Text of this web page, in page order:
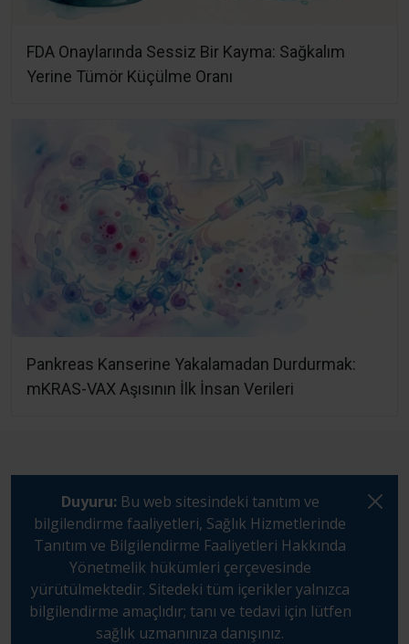
FDA Onaylarında Sessiz Bir Kayma: Sağkalım
Yerine Tümör Küçülme Oranı
Pankreas Kanserine Yakalamadan Durdurmak:
mKRAS-VAX Aşısının İlk İnsan Verileri
Duyuru: Bu web sitesindeki tanıtım ve
bilgilendirme faaliyetleri, Sağlık Hizmetlerinde
Tanıtım ve Bilgilendirme Faaliyetleri Hakkında
Yönetmelik hükümleri çerçevesinde
yürütülmektedir. Sitedeki tüm içerikler yalnızca
bilgilendirme amaçlıdır; tanı ve tedavi için lütfen
sağlık uzmanınıza danışınız.